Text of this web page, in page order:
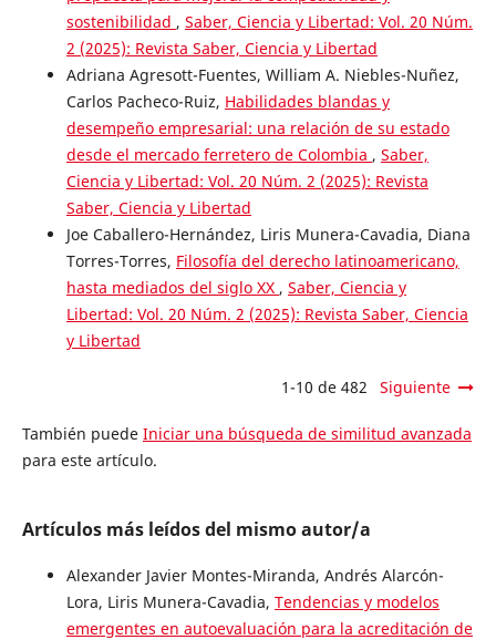
sostenibilidad , Saber, Ciencia y Libertad: Vol. 20 Núm.
2 (2025): Revista Saber, Ciencia y Libertad
Adriana Agresott-Fuentes, William A. Niebles-Nuñez,
Carlos Pacheco-Ruiz, Habilidades blandas y
desempeño empresarial: una relación de su estado
desde el mercado ferretero de Colombia , Saber,
Ciencia y Libertad: Vol. 20 Núm. 2 (2025): Revista
Saber, Ciencia y Libertad
Joe Caballero-Hernández, Liris Munera-Cavadia, Diana
Torres-Torres, Filosofía del derecho latinoamericano,
hasta mediados del siglo XX , Saber, Ciencia y
Libertad: Vol. 20 Núm. 2 (2025): Revista Saber, Ciencia
y Libertad
1-10 de 482 Siguiente
También puede Iniciar una búsqueda de similitud avanzada
para este artículo.
Artículos más leídos del mismo autor/a
Alexander Javier Montes-Miranda, Andrés Alarcón-
Lora, Liris Munera-Cavadia, Tendencias y modelos
emergentes en autoevaluación para la acreditación de